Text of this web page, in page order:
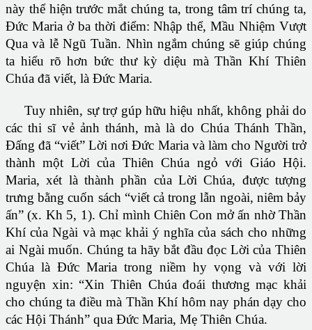
này thể hiện trước mắt chúng ta, trong tâm trí chúng ta,
Ðức Maria ở ba thời điểm: Nhập thể, Mầu Nhiệm Vượt
Qua và lễ Ngũ Tuần. Nhìn ngắm chúng sẽ giúp chúng
ta hiểu rõ hơn bức thư kỳ diệu mà Thần Khí Thiên
Chúa đã viết, là Ðức Maria.
Tuy nhiên, sự trợ gúp hữu hiệu nhất, không phải do
các thi sĩ vẻ ảnh thánh, mà là do Chúa Thánh Thần,
Ðấng đã “viết” Lời nơi Ðức Maria và làm cho Người trở
thành một Lời của Thiên Chúa ngỏ với Giáo Hội.
Maria, xét là thành phần của Lời Chúa, được tượng
trưng bằng cuốn sách “viết cả trong lẫn ngoài, niêm bảy
ấn” (x. Kh 5, 1). Chỉ mình Chiên Con mở ấn nhờ Thần
Khí của Ngài và mạc khải ý nghĩa của sách cho những
ai Ngài muốn. Chúng ta hãy bắt đầu đọc Lời của Thiên
Chúa là Ðức Maria trong niềm hy vọng và với lời
nguyện xin: “Xin Thiên Chúa đoái thương mạc khải
cho chúng ta điều mà Thần Khí hôm nay phán dạy cho
các Hội Thánh” qua Ðức Maria, Mẹ Thiên Chúa.